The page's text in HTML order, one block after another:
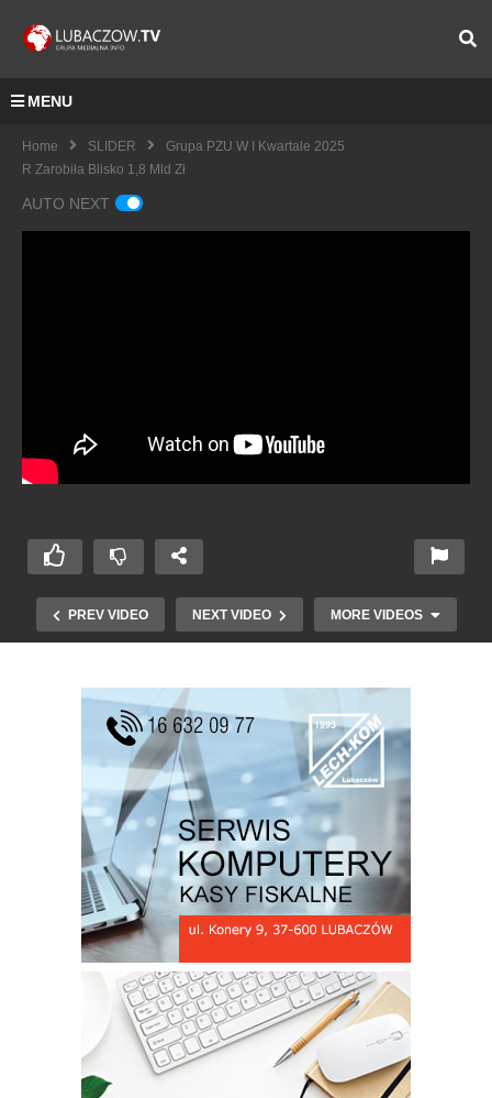
MENU
Home SLIDER
Grupa PZU W I Kwartale 2025
R Zarobiła Blisko 1,8 Mld Zł
AUTO NEXT
PREV VIDEO NEXT VIDEO MORE VIDEOS
Biblioteka Oleszyce – Oleszycki pałac i jego
mieszkańcy – Sapiechowie